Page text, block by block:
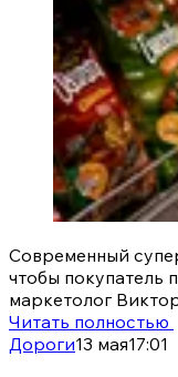
Современный
чтобы покупатель
маркетолог
Читать полностью
Дороги13 мая17:01